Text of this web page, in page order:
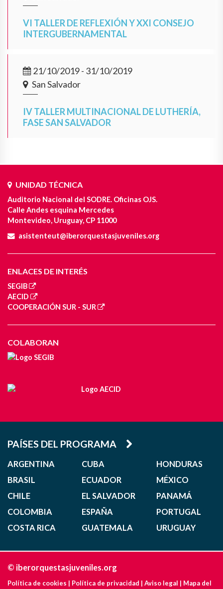
VI TALLER DE REFLEXIÓN Y XXI CONSEJO
INTERGUBERNAMENTAL
21/10/2019 - 31/10/2019
San Salvador
IV TALLER MULTINACIONAL DE LUTHERÍA,
FASE SAN SALVADOR
UNIDAD TÉCNICA
Auditorio Nacional del SODRE. Oficinas OJS.
Calle Andes esquina Mercedes
Montevideo, Uruguay, CP 11000
asistenteut@iberorquestasjuveniles.org
ENLACES DE INTERÉS
SEGIB
AECID
COOPERACIÓN SUR - SUR
COLABORAN
PAÍSES DEL PROGRAMA
ARGENTINA
BRASIL
CHILE
COLOMBIA
COSTA RICA
CUBA
ECUADOR
EL SALVADOR
ESPAÑA
GUATEMALA
HONDURAS
MÉXICO
PANAMÁ
PORTUGAL
URUGUAY
© iberorquestasjuveniles.org
Política de cookies | Política de privacidad | Aviso legal | Mapa del